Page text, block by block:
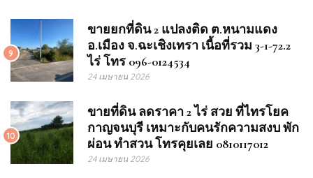
9
ขายยกที่ดิน 2 แปลงติด ต.หนามแดง
อ.เมือง จ.ฉะเชิงเทรา เนื้อที่รวม 3-1-72.2
ไร่ โทร 096-0124534
24 เมษายน 2026
10
ขายที่ดิน ลดราคา 2 ไร่ สวย ที่ไทรโยค
กาญจนบุรี เหมาะกับคนรักความสงบ พัก
ผ่อน ทำสวน โทรคุยเลย 0810117012
24 เมษายน 2026